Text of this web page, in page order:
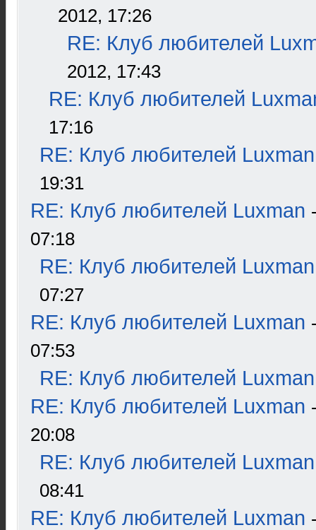
2012, 17:26
RE: Клуб любителей
2012, 17:43
RE: Клуб любителей
17:16
RE: Клуб любителей Luxman
19:31
RE: Клуб любителей Luxman
07:18
RE: Клуб любителей Luxman
07:27
RE: Клуб любителей Luxman
07:53
RE: Клуб любителей Luxman
RE: Клуб любителей Luxman
20:08
RE: Клуб любителей Luxman
08:41
RE: Клуб любителей Luxman